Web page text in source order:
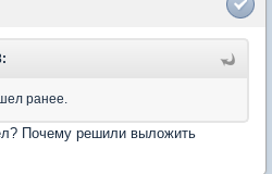
ранее.
Почему решили выложить